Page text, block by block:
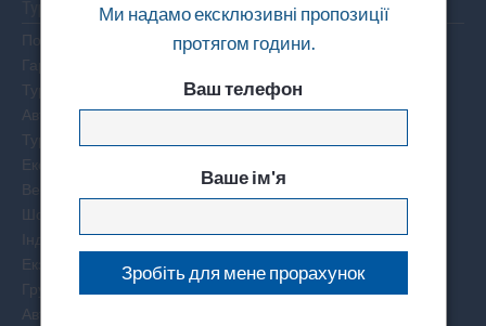
Пошук туру
Гарячі тури по світу
Тури на двох
Автобусні тури
Тури вихідного дня
Екскурсійні тури
Весільні тури
Шопінг тури
Індивідуальні тури
Екзотичні тури
Групові тури
Авторські тури
Ми надамо ексклюзивні пропозиції
протягом години.
Ваш телефон
Ваше ім'я